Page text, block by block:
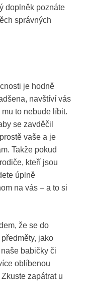
doplněk poznáte
správných
je hodně
navštíví vás
to nebude líbit.
se zavděčil
vaše a je
Takže pokud
kteří jsou
úplně
na vás – a to si
že se do
jako
babičky či
oblíbenou
zapátrat u